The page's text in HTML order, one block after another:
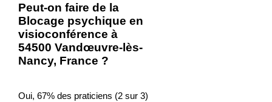
Peut-on faire de la
Blocage psychique en
visioconférence à
54500 Vandœuvre-lès-
Nancy, France ?
Oui, 67% des praticiens (2 sur 3)